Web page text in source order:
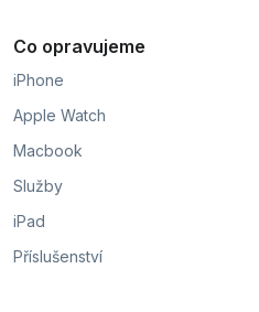
Co opravujeme
iPhone
Apple Watch
Macbook
Služby
iPad
Příslušenství